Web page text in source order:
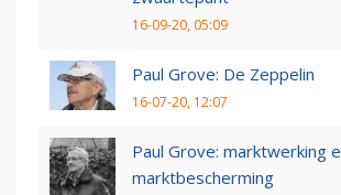
16-09-20, 05:09
Paul Grove: De Zeppelin
16-07-20, 12:07
Paul Grove: marktwerking
marktbescherming